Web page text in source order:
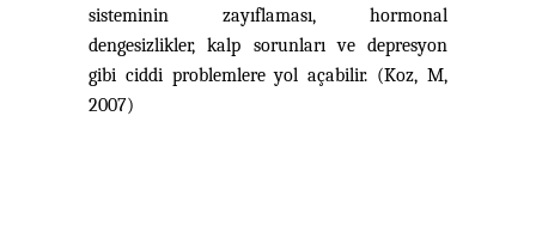
sisteminin zayıflaması, hormonal
dengesizlikler, kalp sorunları ve depresyon
gibi ciddi problemlere yol açabilir. (Koz, M,
2007)